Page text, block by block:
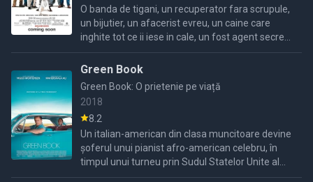
O banda de tigani, un recuperator fara scrupule,
un bijutier, un afacerist evreu, un caine care
inghite tot ce ii iese in cale, un fost agent secret
rus si bineinteles personajul principal interpretat
...
Green Book
Green Book: O prietenie pe viață
2018
8.2
Un italian-american din clasa muncitoare devine
șoferul unui pianist afro-american celebru, în
timpul unui turneu prin Sudul Statelor Unite al
anilor 1960, confruntându-se cu prejudecăți